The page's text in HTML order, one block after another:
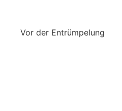
Vor der Entrümpelung